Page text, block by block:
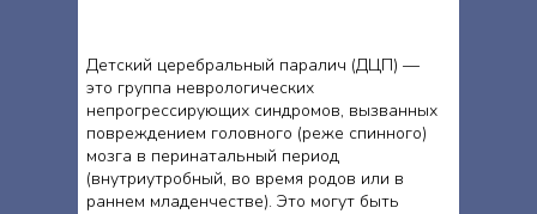
Детский церебральный паралич (ДЦП) —
это группа неврологических
непрогрессирующих синдромов, вызванных
повреждением головного (реже спинного)
мозга в перинатальный период
(внутриутробный, во время родов или в
раннем младенчестве). Это могут быть